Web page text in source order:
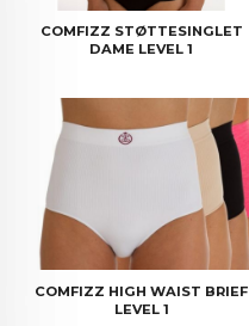
COMFIZZ STØTTESINGLET
DAME LEVEL 1
COMFIZZ HIGH WAIST BRIEF
LEVEL 1